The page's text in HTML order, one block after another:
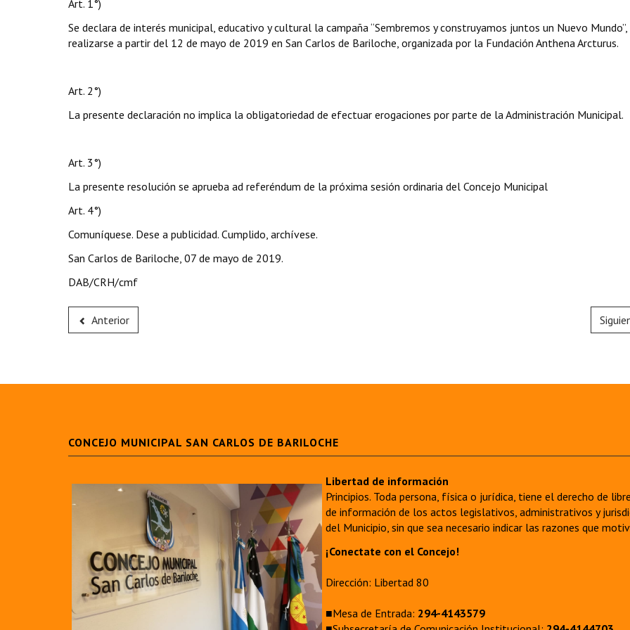
Art. 1°)
Se declara de interés municipal, educativo y cultural la campaña “Sembremos y construyamos juntos un Nuevo Mundo”,
realizarse a partir del 12 de mayo de 2019 en San Carlos de Bariloche, organizada por la Fundación Anthena Arcturus.
Art. 2°)
La presente declaración no implica la obligatoriedad de efectuar erogaciones por parte de la Administración Municipal.
Art. 3°)
La presente resolución se aprueba ad referéndum de la próxima sesión ordinaria del Concejo Municipal
Art. 4°)
Comuníquese. Dese a publicidad. Cumplido, archívese.
San Carlos de Bariloche, 07 de mayo de 2019.
DAB/CRH/cmf
Anterior
CONCEJO MUNICIPAL SAN CARLOS DE BARILOCHE
Libertad de información
Principios. Toda persona, física o jurídica, tiene el derecho de
de información de los actos legislativos, administrativos y
del Municipio, sin que sea necesario indicar las razones que
¡Conectate con el Concejo!
Dirección: Libertad 80
■Mesa de Entrada: 294-4143579